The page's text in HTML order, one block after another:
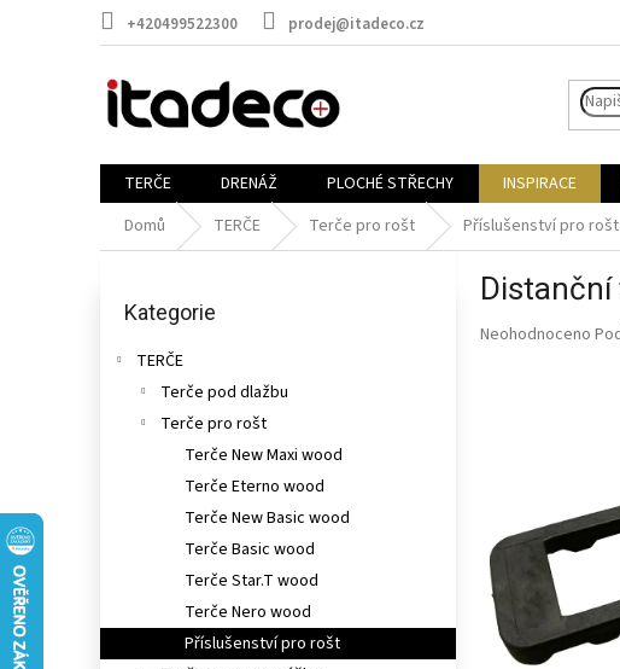
+420499522300 prodej@itadeco.cz
TERČE DRENÁŽ PLOCHÉ STŘECHY INSPIRACE
Domů
TERČE Terče pro rošt Příslušenství pro rošt
kategorie
Kategorie
TERČE
Terče pod dlažbu
Terče pro rošt
Terče New Maxi wood
Terče Eterno wood
Terče New Basic wood
Terče Basic wood
Terče Star.T wood
Terče Nero wood
Příslušenství pro rošt
Distanční
Průměrné
Neohodnoceno